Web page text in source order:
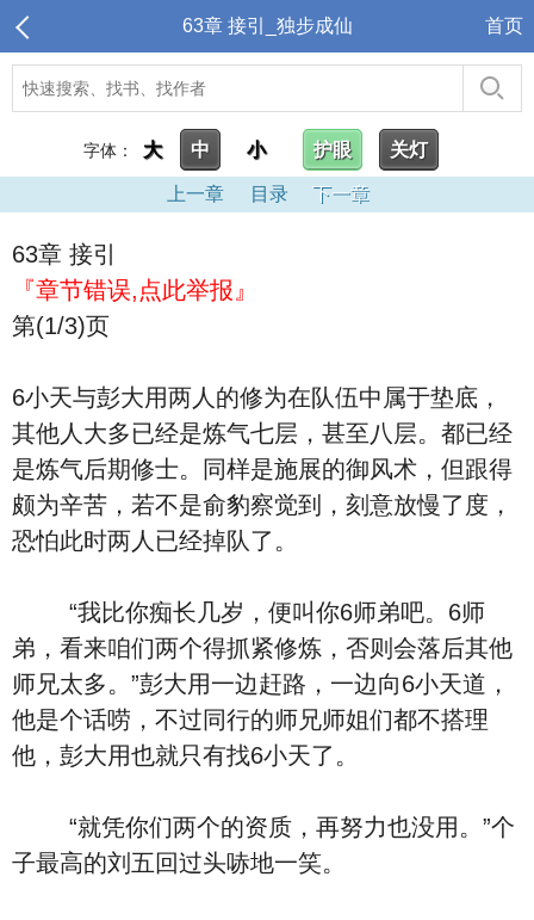
63章 接引_独步成仙 首页
字体： 大 中 小 护眼 关灯
上一章 目录 下一章
63章 接引
『章节错误,点此举报』
第(1/3)页
6小天与彭大用两人的修为在队伍中属于垫底，
其他人大多已经是炼气七层，甚至八层。都已经
是炼气后期修士。同样是施展的御风术，但跟得
颇为辛苦，若不是俞豹察觉到，刻意放慢了度，
恐怕此时两人已经掉队了。
“我比你痴长几岁，便叫你6师弟吧。6师
弟，看来咱们两个得抓紧修炼，否则会落后其他
师兄太多。”彭大用一边赶路，一边向6小天道，
他是个话唠，不过同行的师兄师姐们都不搭理
他，彭大用也就只有找6小天了。
“就凭你们两个的资质，再努力也没用。”个
子最高的刘五回过头哧地一笑。